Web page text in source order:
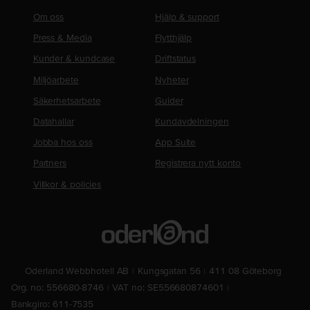
Om oss
Press & Media
Kunder & kundcase
Miljöarbete
Säkerhetsarbete
Datahallar
Jobba hos oss
Partners
Villkor & policies
Hjälp & support
Flytthjälp
Driftstatus
Nyheter
Guider
Kundavdelningen
App Suite
Registrera nytt konto
Oderland Webbhotell AB Kungsgatan 56
411 08 Göteborg
Org. no: 556680-8746
VAT no: SE556680874601
Bankgiro: 611-7535